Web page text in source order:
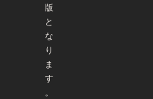
版
と
な
り
ま
す
。